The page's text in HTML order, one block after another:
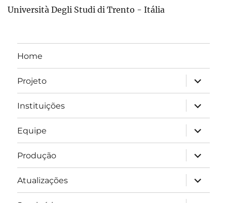
Università Degli Studi di Trento - Itália
Home
Projeto
expandir
Instituições
expandir
Equipe
expandir
Produção
expandir
Atualizações
expandir